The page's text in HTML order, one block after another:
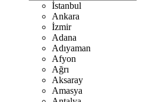
İstanbul
Ankara
İzmir
Adana
Adıyaman
Afyon
Ağrı
Aksaray
Amasya